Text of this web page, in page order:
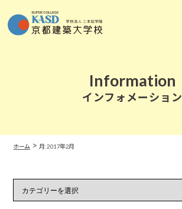
Information
インフォメーション
ホーム > 月:2017年2月